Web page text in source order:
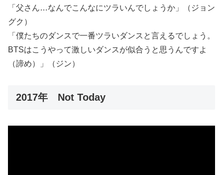
「父さん…なんでこんなにツラいんでしょうか」（ジョン
グク）
「僕たちのダンスで一番ツラいダンスと言えるでしょう。
BTSはこうやって激しいダンスが似合うと思うんですよ
（諦め）」（ジン）
2017年 Not Today